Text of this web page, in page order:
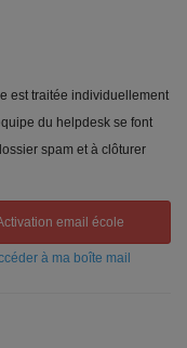
est traitée individuellement
du helpdesk se font
spam et à clôturer
email école
à ma boîte mail